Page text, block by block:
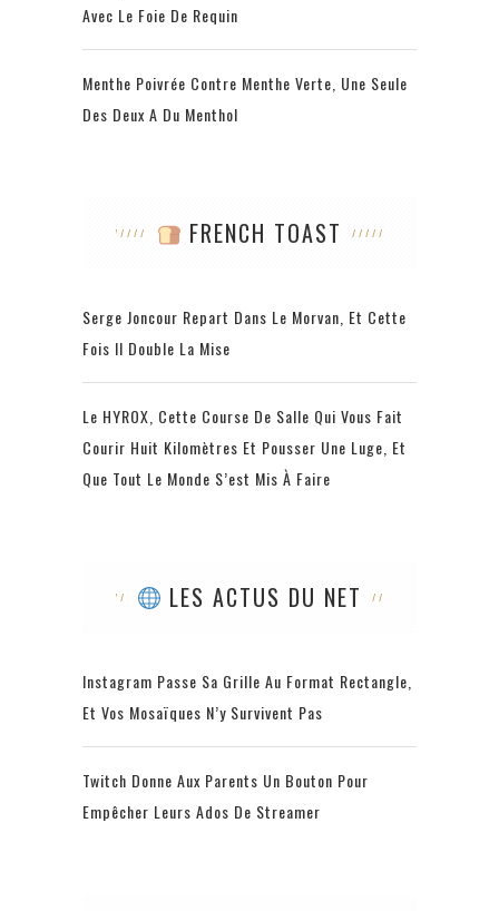
Avec Le Foie De Requin
Menthe Poivrée Contre Menthe Verte, Une Seule
Des Deux A Du Menthol
FRENCH TOAST
Serge Joncour Repart Dans Le Morvan, Et Cette
Fois Il Double La Mise
Le HYROX, Cette Course De Salle Qui Vous Fait
Courir Huit Kilomètres Et Pousser Une Luge, Et
Que Tout Le Monde S’est Mis À Faire
LES ACTUS DU NET
Instagram Passe Sa Grille Au Format Rectangle,
Et Vos Mosaïques N’y Survivent Pas
Twitch Donne Aux Parents Un Bouton Pour
Empêcher Leurs Ados De Streamer